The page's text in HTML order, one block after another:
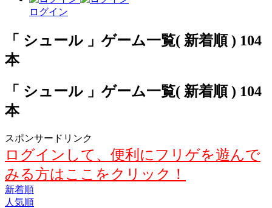
ログイン
「 シュール 」ゲーム一覧( 新着順 ) 104
本
「 シュール 」ゲーム一覧( 新着順 ) 104
本
スポンサードリンク
ログインして、便利にフリゲを遊んで
みる方はここをクリック！
新着順
人気順